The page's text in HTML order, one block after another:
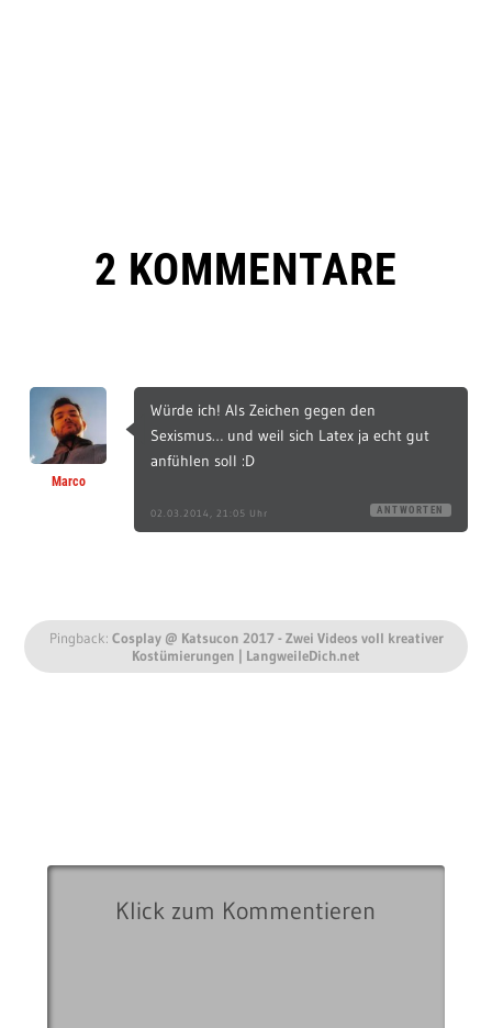
2 KOMMENTARE
Marco
Würde ich! Als Zeichen gegen den
Sexismus… und weil sich Latex ja echt gut
anfühlen soll :D
02.03.2014, 21:05 Uhr ANTWORTEN
Pingback: Cosplay @ Katsucon 2017 - Zwei Videos voll kreativer
Kostümierungen | LangweileDich.net